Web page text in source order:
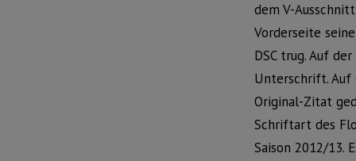
dem V-
Vorderseite
DSC trug. Auf
Unterschrift. Auf
Original-Zitat
Schriftart des
Saison 2012/13.